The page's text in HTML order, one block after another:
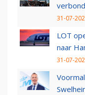
31-07-
LOT
naar
31-07-